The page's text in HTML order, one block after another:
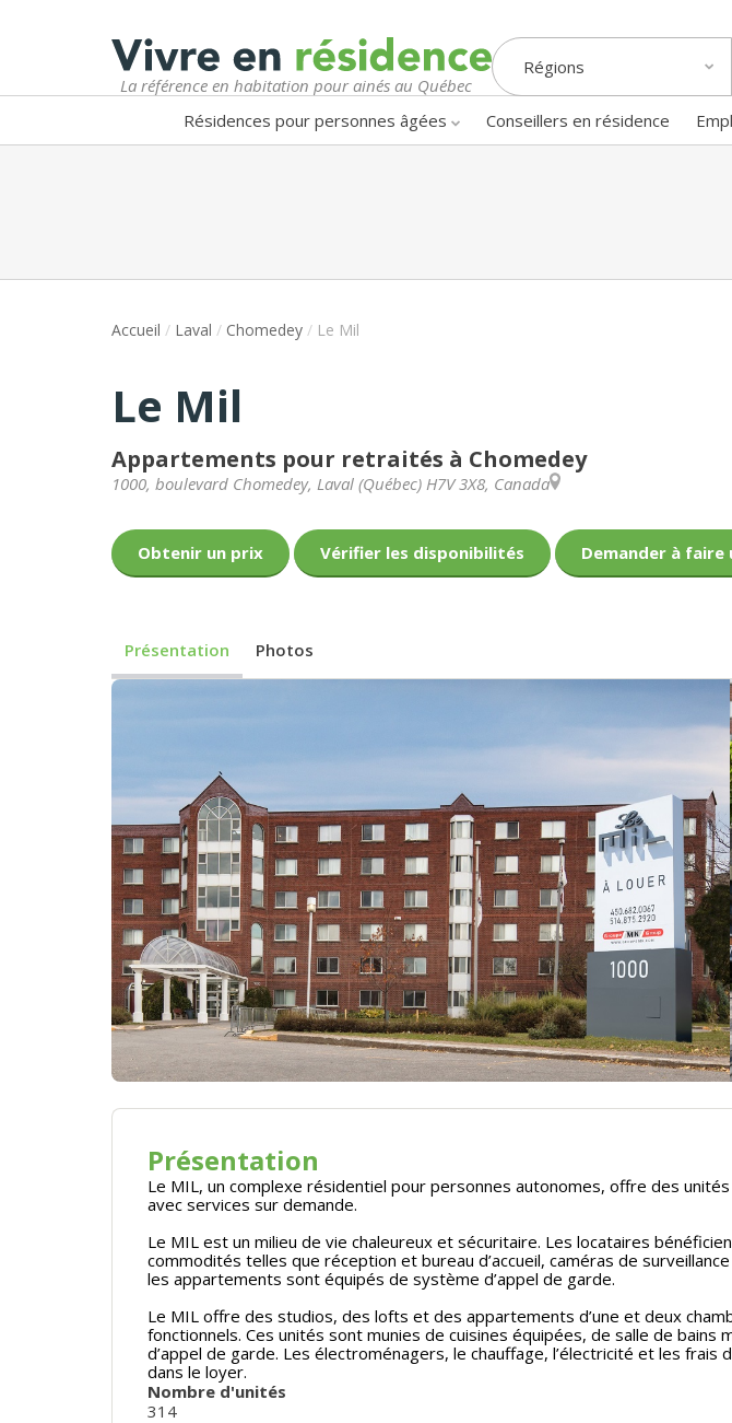
La référence en habitation pour ainés au Québec
Régions
Résidences pour personnes âgées Conseillers en résidence
Accueil / Laval / Chomedey / Le Mil
Le Mil
Appartements pour retraités à Chomedey
1000, boulevard Chomedey, Laval (Québec) H7V 3X8, Canada
Obtenir un prix Vérifier les disponibilités Demander à faire
Présentation Photos
Présentation
Le MIL, un complexe résidentiel pour personnes autonomes, offre des
avec services sur demande.
Le MIL est un milieu de vie chaleureux et sécuritaire. Les locataires
commodités telles que réception et bureau d’accueil, caméras de
les appartements sont équipés de système d’appel de garde.
Le MIL offre des studios, des lofts et des appartements d’une et deux
fonctionnels. Ces unités sont munies de cuisines équipées, de salle de bains
d’appel de garde. Les électroménagers, le chauffage, l’électricité et les frais
dans le loyer.
Nombre d'unités
314